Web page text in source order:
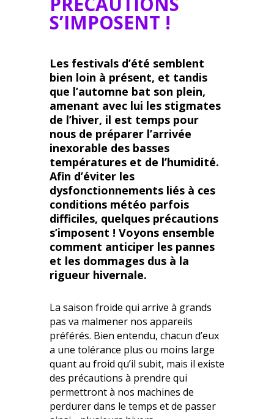
S’IMPOSENT !
Les festivals d’été semblent
bien loin à présent, et tandis
que l’automne bat son plein,
amenant avec lui les stigmates
de l’hiver, il est temps pour
nous de préparer l’arrivée
inexorable des basses
températures et de l’humidité.
Afin d’éviter les
dysfonctionnements liés à ces
conditions météo parfois
difficiles, quelques précautions
s’imposent ! Voyons ensemble
comment anticiper les pannes
et les dommages dus à la
rigueur hivernale.
La saison froide qui arrive à grands
pas va malmener nos appareils
préférés. Bien entendu, chacun d’eux
a une tolérance plus ou moins large
quant au froid qu’il subit, mais il existe
des précautions à prendre qui
permettront à nos machines de
perdurer dans le temps et de passer